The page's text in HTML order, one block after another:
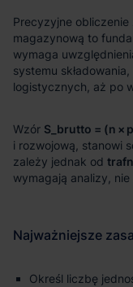
S_brutto = (n ×
Określ liczbę